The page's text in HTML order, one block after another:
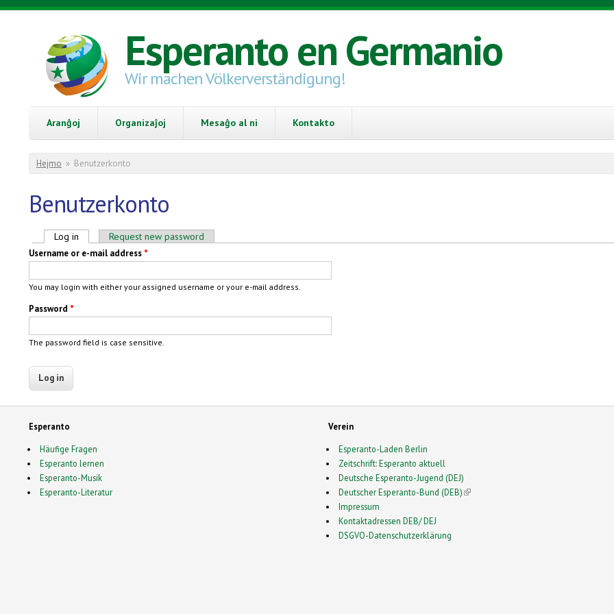
Skip to main content
Esperanto en Germanio
Wir machen Völkerverständigung!
Aranĝoj Organizaĵoj Mesaĝo al ni Kontakto
You are here
Hejmo » Benutzerkonto
Benutzerkonto
Primary tabs
Log in (active tab)Request new password
Username or e-mail address *
You may login with either your assigned username or your e-mail address.
Password *
The password field is case sensitive.
Esperanto
Häufige Fragen
Esperanto lernen
Esperanto-Musik
Esperanto-Literatur
Verein
Esperanto-Laden Berlin
Zeitschrift: Esperanto aktuell
Deutsche Esperanto-Jugend (DEJ)
Deutscher Esperanto-Bund (DEB)(link is external)
Impressum
Kontaktadressen DEB/ DEJ
DSGVO-Datenschutzerklärung